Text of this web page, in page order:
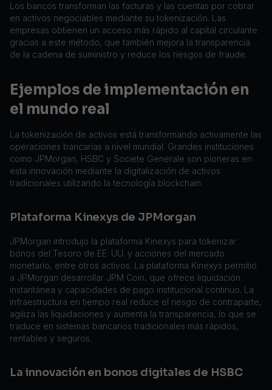
Los bancos transforman las facturas y las cuentas por cobrar
en activos negociables mediante su tokenización. Las
empresas obtienen un acceso más rápido al capital circulante
gracias a este método, que también mejora la transparencia
de la cadena de suministro y reduce los riesgos de fraude.
Ejemplos de implementación en
el mundo real
La tokenización de activos está transformando activamente las
operaciones bancarias a nivel mundial. Grandes instituciones
como JPMorgan, HSBC y Societe Generale son pioneras en
esta innovación mediante la digitalización de activos
tradicionales utilizando la tecnología blockchain.
Plataforma Kinexys de JPMorgan
JPMorgan introdujo la plataforma Kinexys para tokenizar
bonos del Tesoro de EE. UU. y acciones del mercado
monetario, entre otros activos. La plataforma Kinexys permitió
a JPMorgan desarrollar JPM Coin, que ofrece liquidación
instantánea y capacidades de pago institucional continuo. La
infraestructura en tiempo real reduce el riesgo de contraparte,
agiliza las liquidaciones y aumenta la transparencia, lo que se
traduce en sistemas bancarios tradicionales más rápidos,
rentables y seguros.
La innovación en bonos digitales de HSBC